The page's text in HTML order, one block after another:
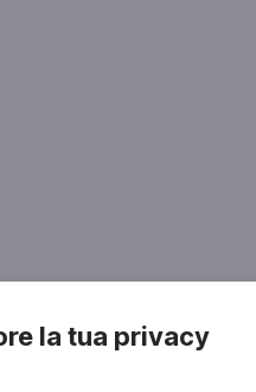
la tua privacy